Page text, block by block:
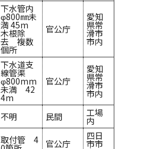
下水管内
φ800㎜未
満 45m
木根除
去 複数
個所
官公庁
愛知
県常
滑市
市内
下水道支
線管渠
φ800mm
未満 42
4m
官公庁
愛知
県常
滑市
市内
不明 民間 工場
内
取付管 4 官公庁
四日
市市